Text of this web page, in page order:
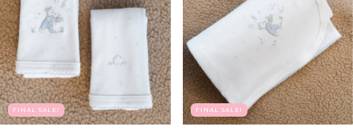
FINAL SALE! FINAL SALE!